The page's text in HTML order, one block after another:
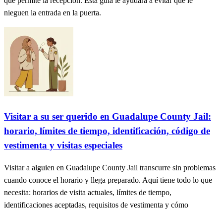
nieguen la entrada en la puerta.
Visitar a su ser querido en Guadalupe County Jail:
horario, límites de tiempo, identificación, código de
vestimenta y visitas especiales
Visitar a alguien en Guadalupe County Jail transcurre sin problemas
cuando conoce el horario y llega preparado. Aquí tiene todo lo que
necesita: horarios de visita actuales, límites de tiempo,
identificaciones aceptadas, requisitos de vestimenta y cómo